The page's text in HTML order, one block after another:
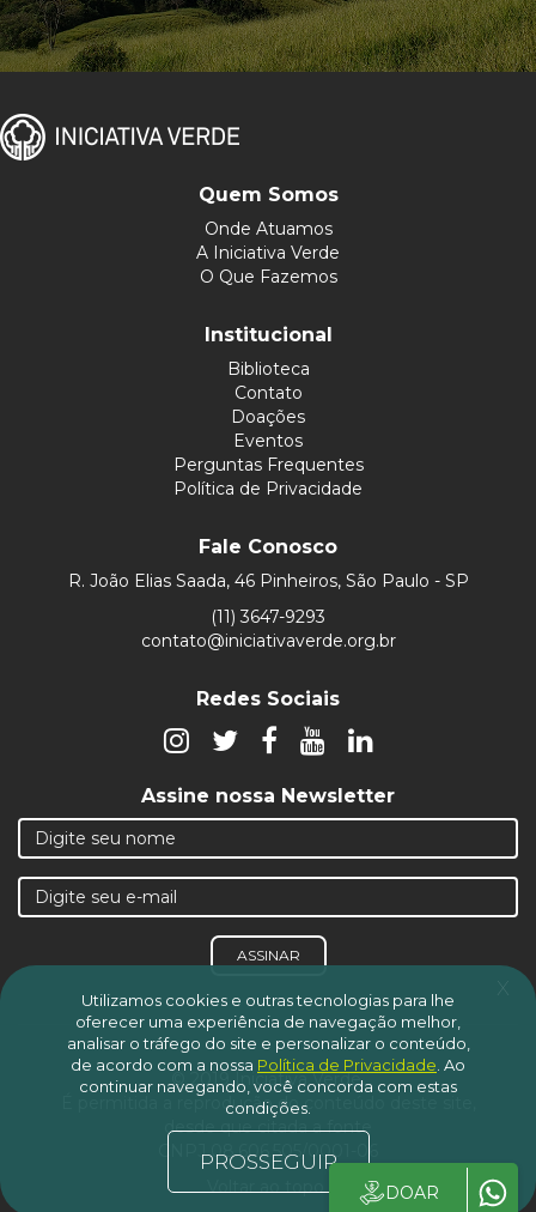
Quem Somos
Onde Atuamos
A Iniciativa Verde
O Que Fazemos
Institucional
Biblioteca
Contato
Doações
Eventos
Perguntas Frequentes
Política de Privacidade
Fale Conosco
R. João Elias Saada, 46 Pinheiros, São Paulo - SP
(11) 3647-9293
contato@iniciativaverde.org.br
Redes Sociais
Assine nossa Newsletter
ASSINAR
© 2019 Iniciativa Verde.
É permitida a reprodução do conteúdo deste site,
desde que citada a fonte
CNPJ 08.606.505/0001-06
Voltar ao topo
x
Utilizamos cookies e outras tecnologias para lhe
oferecer uma experiência de navegação melhor,
analisar o tráfego do site e personalizar o conteúdo,
de acordo com a nossa Política de Privacidade Ao
continuar navegando, você concorda com estas
condições.
PROSSEGUIR
DOAR